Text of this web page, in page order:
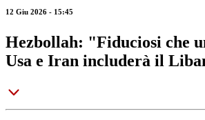
12 Giu 2026 - 15:45
Hezbollah: "Fiduciosi che
Usa e Iran includerà il